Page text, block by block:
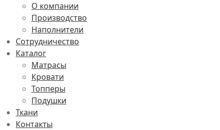
О компании
Производство
Наполнители
Сотрудничество
Каталог
Матрасы
Кровати
Топперы
Подушки
Ткани
Контакты